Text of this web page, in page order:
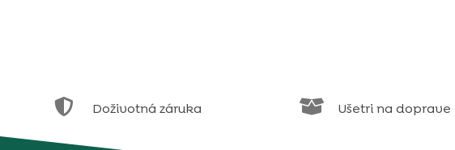
 Doživotná záruka  Ušetri na doprave